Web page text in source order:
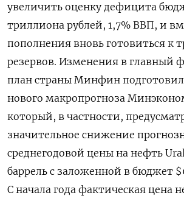
увеличить оценку дефицита
триллиона рублей, 1,7% ВВП, и
пополнения вновь готовиться к
резервов. Изменения в главный
план страны Минфин подготовил
нового макропрогноза
который, в частности,
значительное снижение
среднегодовой цены на нефть
баррель с заложенной в бюджет
С начала года фактическая цена